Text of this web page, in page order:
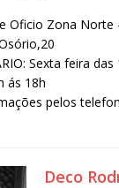
Oficio Zona Norte
Sexta feira das
ás 18h
pelos
Deco